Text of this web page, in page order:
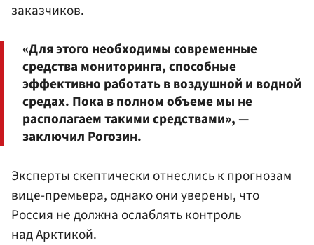
заказчиков.
«Для этого необходимы современные
средства мониторинга, способные
эффективно работать в воздушной и водной
средах. Пока в полном объеме мы не
располагаем такими средствами», —
заключил Рогозин.
Эксперты скептически отнеслись к прогнозам
вице-премьера, однако они уверены, что
Россия не должна ослаблять контроль
над Арктикой.